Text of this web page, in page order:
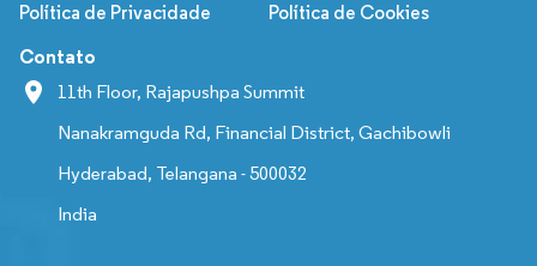
Política de Privacidade Política de Cookies
Contato
11th Floor, Rajapushpa Summit
Nanakramguda Rd, Financial District, Gachibowli
Hyderabad, Telangana - 500032
India